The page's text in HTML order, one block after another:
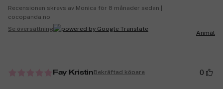
Recensionen skrevs av Monica för 8 månader sedan |
cocopanda.no
Se översättning
Anmäl
Fay KristinBekräftad köpare 0